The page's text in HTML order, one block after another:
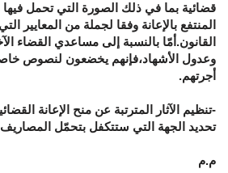
قضائية بما في ذلك الصورة التي تحمل
المنتفع بالإعانة وفقا لجملة من المعايير
القانون.أمّا بالنسبة إلى مساعدي القضاء
وعدول الأشهاد،فإنهم يخضعون لنصوص
أجرتهم.
-تنظيم الآثار المترتبة عن منح الإعانة
تحديد الجهة التي ستتكفل بتحمّل
م.م